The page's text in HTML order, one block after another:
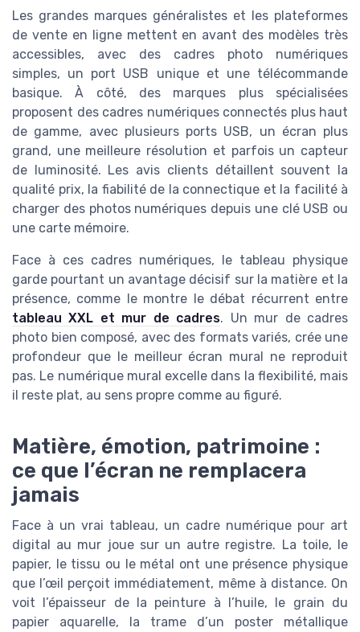
Les grandes marques généralistes et les plateformes
de vente en ligne mettent en avant des modèles très
accessibles, avec des cadres photo numériques
simples, un port USB unique et une télécommande
basique. À côté, des marques plus spécialisées
proposent des cadres numériques connectés plus haut
de gamme, avec plusieurs ports USB, un écran plus
grand, une meilleure résolution et parfois un capteur
de luminosité. Les avis clients détaillent souvent la
qualité prix, la fiabilité de la connectique et la facilité à
charger des photos numériques depuis une clé USB ou
une carte mémoire.
Face à ces cadres numériques, le tableau physique
garde pourtant un avantage décisif sur la matière et la
présence, comme le montre le débat récurrent entre
tableau XXL et mur de cadres. Un mur de cadres
photo bien composé, avec des formats variés, crée une
profondeur que le meilleur écran mural ne reproduit
pas. Le numérique mural excelle dans la flexibilité, mais
il reste plat, au sens propre comme au figuré.
Matière, émotion, patrimoine :
ce que l’écran ne remplacera
jamais
Face à un vrai tableau, un cadre numérique pour art
digital au mur joue sur un autre registre. La toile, le
papier, le tissu ou le métal ont une présence physique
que l’œil perçoit immédiatement, même à distance. On
voit l’épaisseur de la peinture à l’huile, le grain du
papier aquarelle, la trame d’un poster métallique